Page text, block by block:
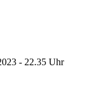
- 22.35 Uhr